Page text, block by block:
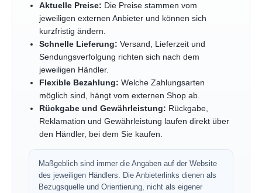
Aktuelle Preise: Die Preise stammen vom
jeweiligen externen Anbieter und können sich
kurzfristig ändern.
Schnelle Lieferung: Versand, Lieferzeit und
Sendungsverfolgung richten sich nach dem
jeweiligen Händler.
Flexible Bezahlung: Welche Zahlungsarten
möglich sind, hängt vom externen Shop ab.
Rückgabe und Gewährleistung: Rückgabe,
Reklamation und Gewährleistung laufen direkt über
den Händler, bei dem Sie kaufen.
Maßgeblich sind immer die Angaben auf der Website
des jeweiligen Händlers. Die Anbieterlinks dienen als
Bezugsquelle und Orientierung, nicht als eigener